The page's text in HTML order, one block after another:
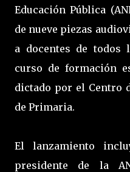
Educación Pública
de nueve piezas
a docentes de
curso de formación
dictado por el Centro
de Primaria.
El lanzamiento
presidente de la